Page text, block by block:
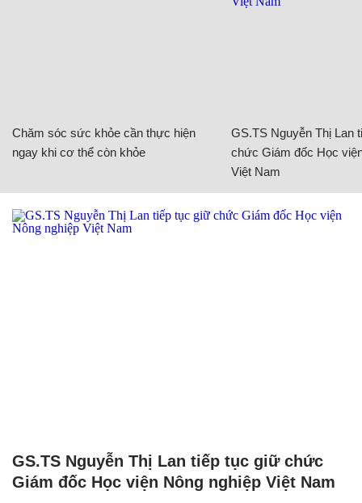
Chăm sóc sức khỏe cần thực hiện
ngay khi cơ thể còn khỏe
GS.TS Nguyễn Thị Lan
chức Giám đốc Học
Việt Nam
GS.TS Nguyễn Thị Lan tiếp tục giữ chức
Giám đốc Học viện Nông nghiệp Việt Nam